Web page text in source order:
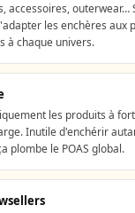
accessoires, outerwear…
les enchères aux
à chaque univers.
les produits à
Inutile d'enchérir
plombe le POAS global.